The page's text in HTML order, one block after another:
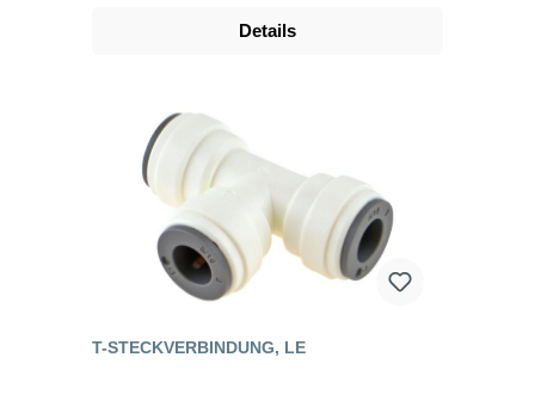
Details
T-STECKVERBINDUNG, LE